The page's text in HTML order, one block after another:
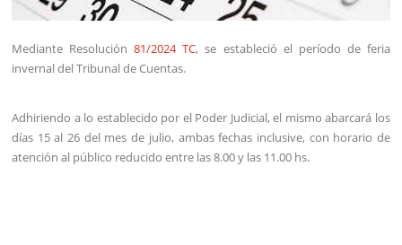
Mediante Resolución81/2024 TC, se estableció el período de feria
invernal del Tribunal de Cuentas.
Adhiriendo a lo establecido por el Poder Judicial, el mismo abarcará los
días 15 al 26 del mes de julio, ambas fechas inclusive, con horario de
atención al público reducido entre las 8.00 y las 11.00 hs.